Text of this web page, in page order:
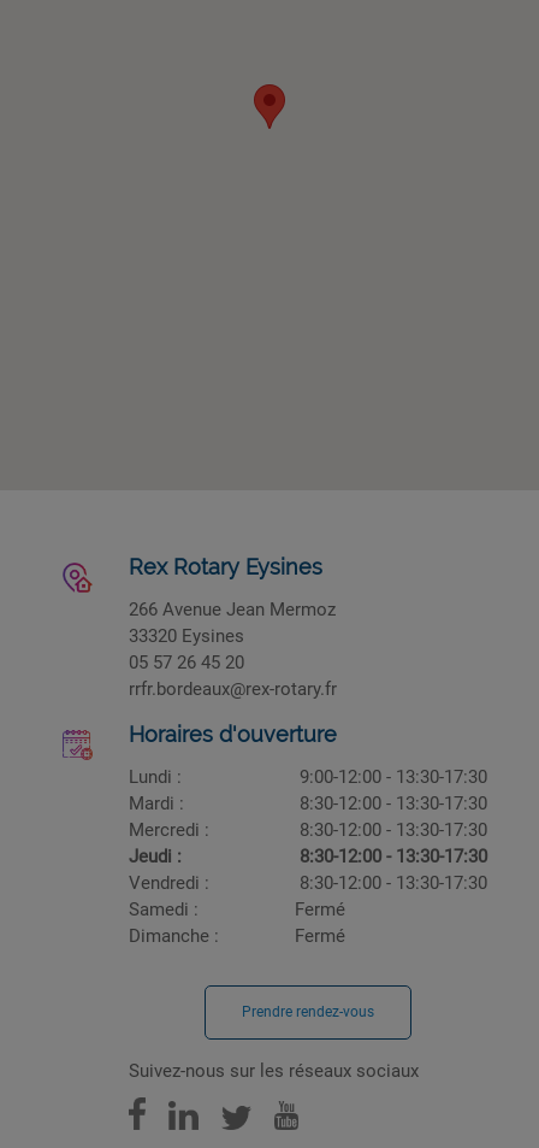
Rex Rotary Eysines
266 Avenue Jean Mermoz
33320 Eysines
05 57 26 45 20
rrfr.bordeaux@rex-rotary.fr
Horaires d'ouverture
Lundi :
9:00-12:00 - 13:30-17:30
Mardi :
8:30-12:00 - 13:30-17:30
Mercredi :
8:30-12:00 - 13:30-17:30
Jeudi :
8:30-12:00 - 13:30-17:30
Vendredi :
8:30-12:00 - 13:30-17:30
Samedi :
Fermé
Dimanche :
Fermé
Prendre rendez-vous
Suivez-nous sur les réseaux sociaux